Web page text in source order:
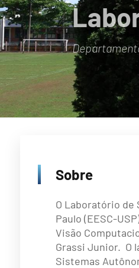
Sobre
O Laboratório de
Paulo (EESC-
Visão
Grassi Junior. O
Sistemas